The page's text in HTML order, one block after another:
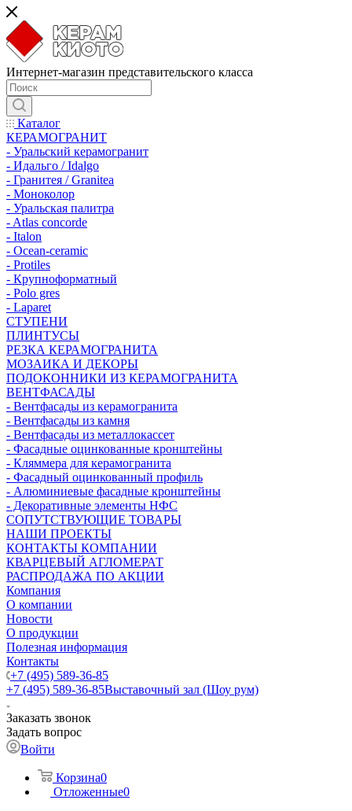
Интернет-магазин представительского класса
Каталог
КЕРАМОГРАНИТ
- Уральский керамогранит
- Идальго / Idalgo
- Гранитея / Granitea
- Моноколор
- Уральская палитра
- Atlas concorde
- Italon
- Ocean-ceramic
- Protiles
- Крупноформатный
- Polo gres
- Laparet
СТУПЕНИ
ПЛИНТУСЫ
РЕЗКА КЕРАМОГРАНИТА
МОЗАИКА И ДЕКОРЫ
ПОДОКОННИКИ ИЗ КЕРАМОГРАНИТА
ВЕНТФАСАДЫ
- Вентфасады из керамогранита
- Вентфасады из камня
- Вентфасады из металлокассет
- Фасадные оцинкованные кронштейны
- Кляммера для керамогранита
- Фасадный оцинкованный профиль
- Алюминиевые фасадные кронштейны
- Декоративные элементы НФС
СОПУТСТВУЮЩИЕ ТОВАРЫ
НАШИ ПРОЕКТЫ
КОНТАКТЫ КОМПАНИИ
КВАРЦЕВЫЙ АГЛОМЕРАТ
РАСПРОДАЖА ПО АКЦИИ
Компания
О компании
Новости
О продукции
Полезная информация
Контакты
+7 (495) 589-36-85
+7 (495) 589-36-85Выставочный зал (Шоу рум)
Заказать звонок
Задать вопрос
Войти
Корзина0
Отложенные0